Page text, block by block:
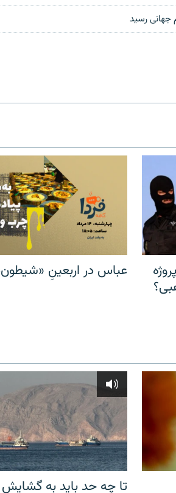
جهانی رسید
عباس در اربعینِ
تا چه حد باید به گشایش